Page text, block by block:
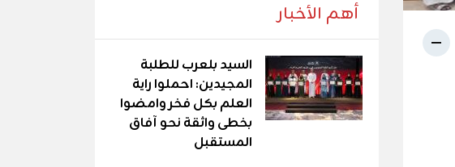
أهم الأخبار
السيد بلعرب للطلبة
المجيدين: احملوا راية
العلم بكل فخر وامضوا
بخطى واثقة نحو آفاق
المستقبل